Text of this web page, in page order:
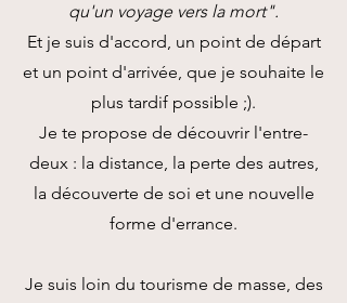
qu'un voyage vers la mort".
Et je suis d'accord, un point de départ
et un point d'arrivée, que je souhaite le
plus tardif possible ;).
Je te propose de découvrir l'entre-
deux : la distance, la perte des autres,
la découverte de soi et une nouvelle
forme d'errance.
Je suis loin du tourisme de masse, des